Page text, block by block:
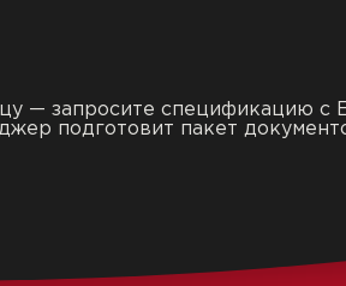
— запросите спецификацию с
подготовит пакет